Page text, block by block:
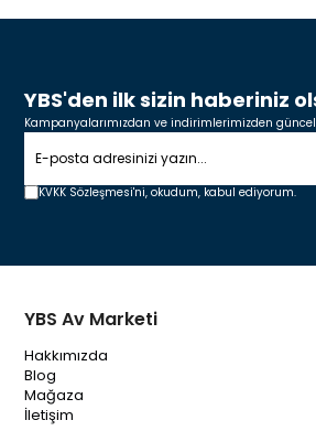
YBS'den ilk sizin haberiniz
Kampanyalarımızdan ve indirimlerimizden
KVKK Sözleşmesi'ni, okudum, kabul ediyorum.
YBS Av Marketi
Hakkımızda
Blog
Mağaza
İletişim